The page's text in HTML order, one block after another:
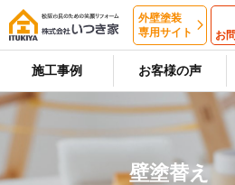
外壁塗装
専用サイト
お
施工事例 お客様の声
壁塗替え